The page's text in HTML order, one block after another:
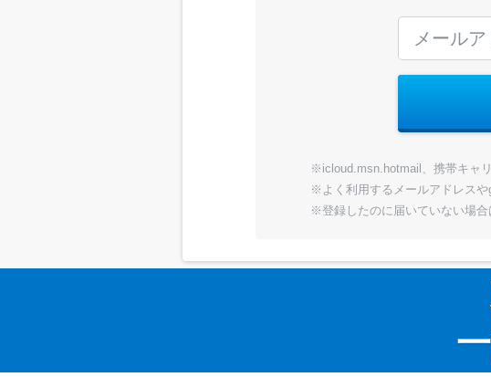
※icloud.msn.hotmail、携帯キャ
※よく利用するメールアドレスや
※登録したのに届いていない場合